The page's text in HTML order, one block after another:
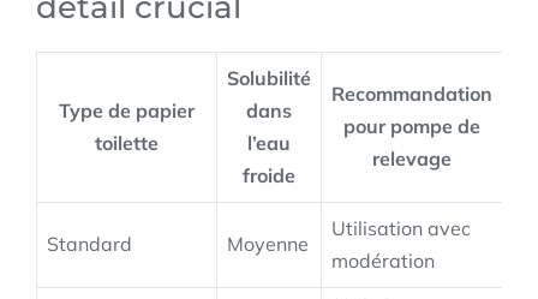
Type de papier
toilette
Solubilité
dans
l’eau
froide
Recommandation
pour pompe de
relevage
Standard Moyenne
Utilisation avec
modération